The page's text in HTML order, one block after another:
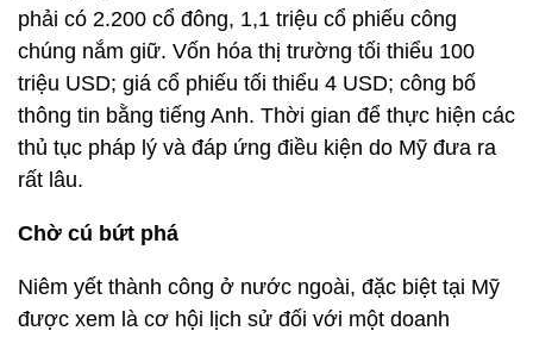
phải có 2.200 cổ đông, 1,1 triệu cổ phiếu công
chúng nắm giữ. Vốn hóa thị trường tối thiểu 100
triệu USD; giá cổ phiếu tối thiểu 4 USD; công bố
thông tin bằng tiếng Anh. Thời gian để thực hiện các
thủ tục pháp lý và đáp ứng điều kiện do Mỹ đưa ra
rất lâu.
Chờ cú bứt phá
Niêm yết thành công ở nước ngoài, đặc biệt tại Mỹ
được xem là cơ hội lịch sử đối với một doanh